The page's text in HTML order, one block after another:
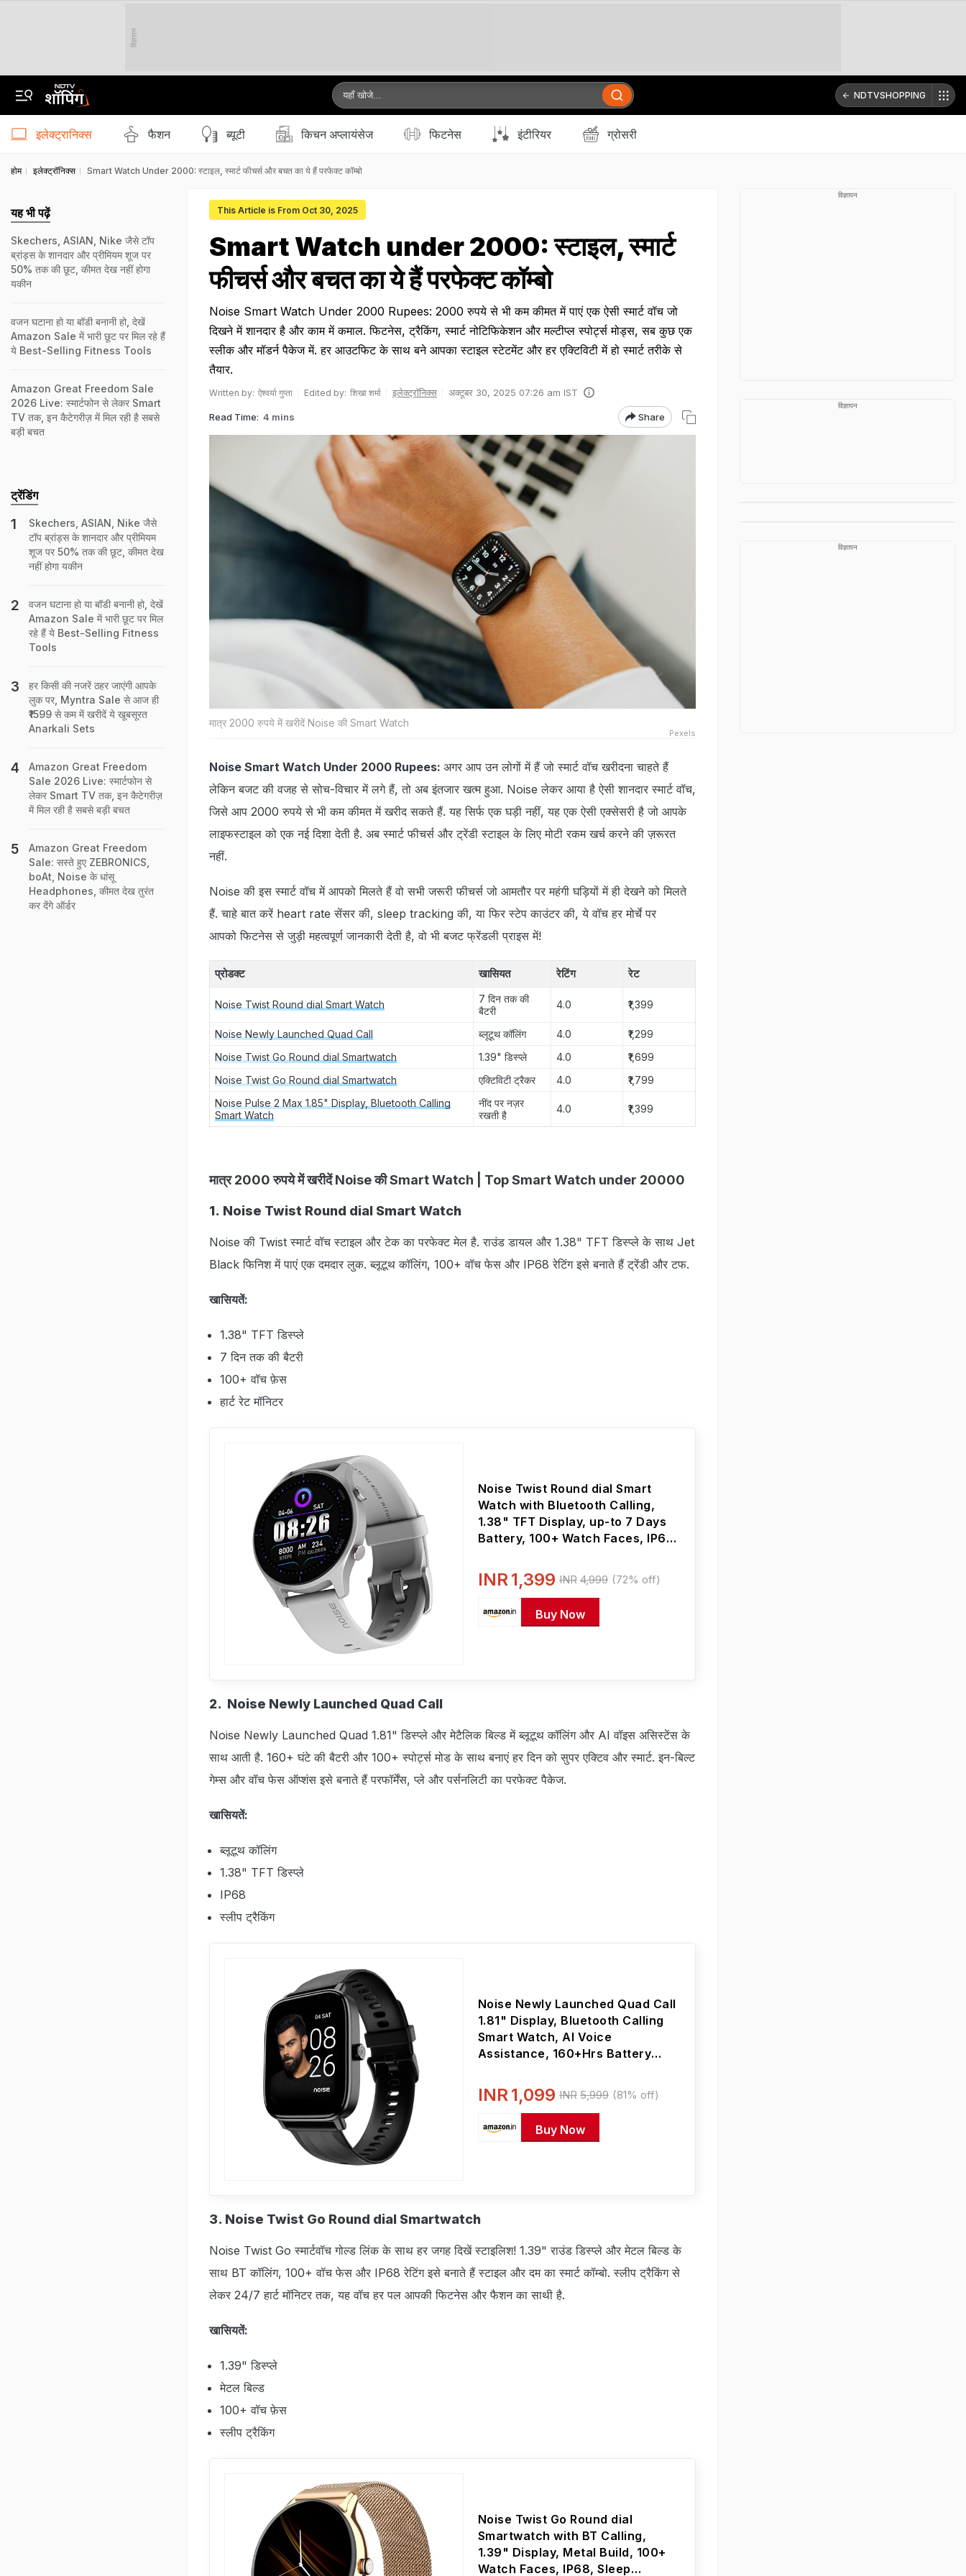
विज्ञापन
NDTVSHOPPING
इलेक्ट्रानिक्स फैशन ब्‍यूटी किचन अप्लायंसेज फिटनेस इंटीरियर ग्रोसरी
होम इलेक्ट्रॉनिक्स Smart Watch Under 2000: स्टाइल, स्मार्ट फीचर्स और बचत का ये हैं परफेक्ट कॉम्बो
This Article is From Oct 30, 2025
Smart Watch under 2000: स्टाइल, स्मार्ट
फीचर्स और बचत का ये हैं परफेक्ट कॉम्बो
Noise Smart Watch Under 2000 Rupees: 2000 रुपये से भी कम कीमत में पाएं एक ऐसी स्मार्ट वॉच जो
दिखने में शानदार है और काम में कमाल. फिटनेस, ट्रैकिंग, स्मार्ट नोटिफिकेशन और मल्टीप्ल स्पोर्ट्स मोड्स, सब कुछ एक
स्लीक और मॉडर्न पैकेज में. हर आउटफिट के साथ बने आपका स्टाइल स्टेटमेंट और हर एक्टिविटी में हो स्मार्ट तरीके से
तैयार.
Written by: ऐश्वर्या गुप्ता Edited by: शिखा शर्मा इलेक्ट्रॉनिक्स अक्टूबर 30, 2025 07:26 am IST
Read Time: 4 mins Share
मात्र 2000 रुपये में खरीदें Noise की Smart Watch
Pexels
Noise Smart Watch Under 2000 Rupees: अगर आप उन लोगों में हैं जो स्मार्ट वॉच खरीदना चाहते हैं
लेकिन बजट की वजह से सोच-विचार में लगे हैं, तो अब इंतजार खत्म हुआ. Noise लेकर आया है ऐसी शानदार स्मार्ट वॉच,
जिसे आप 2000 रुपये से भी कम कीमत में खरीद सकते हैं. यह सिर्फ एक घड़ी नहीं, यह एक ऐसी एक्सेसरी है जो आपके
लाइफस्टाइल को एक नई दिशा देती है. अब स्मार्ट फीचर्स और ट्रेंडी स्टाइल के लिए मोटी रकम खर्च करने की ज़रूरत
नहीं.
Noise की इस स्मार्ट वॉच में आपको मिलते हैं वो सभी जरूरी फीचर्स जो आमतौर पर महंगी घड़ियों में ही देखने को मिलते
हैं. चाहे बात करें heart rate सेंसर की, sleep tracking की, या फिर स्टेप काउंटर की, ये वॉच हर मोर्चे पर
आपको फिटनेस से जुड़ी महत्वपूर्ण जानकारी देती है, वो भी बजट फ्रेंडली प्राइस में!
प्रोडक्‍ट खासियत रेटिंग रेट
Noise Twist Round dial Smart Watch
7 दिन तक की
बैटरी
4.0 ₹1,399
Noise Newly Launched Quad Call ब्लूटूथ कॉलिंग 4.0
₹1,299
Noise Twist Go Round dial Smartwatch
1.39" डिस्प्ले 4.0
₹1,699
Noise Twist Go Round dial Smartwatch
एक्टिविटी ट्रैकर 4.0
₹1,799
Noise Pulse 2 Max 1.85" Display, Bluetooth Calling
Smart Watch
नींद पर नज़र
रखती है
4.0 ₹1,399
मात्र 2000 रुपये में खरीदें Noise की Smart Watch | Top Smart Watch under 20000
1. Noise Twist Round dial Smart Watch
Noise की Twist स्मार्ट वॉच स्टाइल और टेक का परफेक्ट मेल है. राउंड डायल और 1.38" TFT डिस्प्ले के साथ Jet
Black फिनिश में पाएं एक दमदार लुक. ब्लूटूथ कॉलिंग, 100+ वॉच फेस और IP68 रेटिंग इसे बनाते हैं ट्रेंडी और टफ.
खासियतें:
1.38" TFT डिस्प्ले
7 दिन तक की बैटरी
100+ वॉच फ़ेस
हार्ट रेट मॉनिटर
Noise Twist Round dial Smart
Watch with Bluetooth Calling,
1.38" TFT Display, up-to 7 Days
Battery, 100+ Watch Faces, IP68,
Tracking (Silver Grey)
INR1,399 INR 4,999 (72% off)
Buy Now
2. Noise Newly Launched Quad Call
Noise Newly Launched Quad 1.81" डिस्प्ले और मेटैलिक बिल्ड में ब्लूटूथ कॉलिंग और AI वॉइस असिस्टेंस के
साथ आती है. 160+ घंटे की बैटरी और 100+ स्पोर्ट्स मोड के साथ बनाएं हर दिन को सुपर एक्टिव और स्मार्ट. इन-बिल्ट
गेम्स और वॉच फेस ऑप्शंस इसे बनाते हैं परफॉर्मेंस, प्ले और पर्सनलिटी का परफेक्ट पैकेज.
खासियतें:
ब्लूटूथ कॉलिंग
1.38" TFT डिस्प्ले
IP68
स्लीप ट्रैकिंग
Noise Newly Launched Quad Call
1.81" Display, Bluetooth Calling
Smart Watch, AI Voice
Assistance, 160+Hrs Battery
Games, 100 Sports Modes, 100+
Watch Faces (Jet Black)
INR1,099 INR 5,999 (81% off)
Buy Now
3. Noise Twist Go Round dial Smartwatch
Noise Twist Go स्मार्टवॉच गोल्ड लिंक के साथ हर जगह दिखें स्टाइलिश! 1.39" राउंड डिस्प्ले और मेटल बिल्ड के
साथ BT कॉलिंग, 100+ वॉच फेस और IP68 रेटिंग इसे बनाते हैं स्टाइल और दम का स्मार्ट कॉम्बो. स्लीप ट्रैकिंग से
लेकर 24/7 हार्ट मॉनिटर तक, यह वॉच हर पल आपकी फिटनेस और फैशन का साथी है.
खासियतें:
1.39" डिस्प्ले
मेटल बिल्ड
100+ वॉच फ़ेस
स्लीप ट्रैकिंग
Noise Twist Go Round dial
Smartwatch with BT Calling,
1.39" Display, Metal Build, 100+
Watch Faces, IP68, Sleep
यह भी पढ़ें
Skechers, ASIAN, Nike जैसे टॉप
ब्रांड्स के शानदार और प्रीमियम शूज पर
50% तक की छूट, कीमत देख नहीं होगा
यकीन
वजन घटाना हो या बॉडी बनानी हो, देखें
Amazon Sale में भारी छूट पर मिल रहे हैं
ये Best-Selling Fitness Tools
Amazon Great Freedom Sale
2026 Live: स्मार्टफोन से लेकर Smart
TV तक, इन कैटेगरीज़ में मिल रही है सबसे
बड़ी बचत
ट्रेंडिंग
Skechers, ASIAN, Nike जैसे
टॉप ब्रांड्स के शानदार और प्रीमियम
शूज पर 50% तक की छूट, कीमत देख
नहीं होगा यकीन
वजन घटाना हो या बॉडी बनानी हो, देखें
Amazon Sale में भारी छूट पर मिल
रहे हैं ये Best-Selling Fitness
Tools
हर किसी की नजरें ठहर जाएंगी आपके
लुक पर, Myntra Sale से आज ही
₹1599 से कम में खरीदें ये खूबसूरत
Anarkali Sets
Amazon Great Freedom
Sale 2026 Live: स्मार्टफोन से
लेकर Smart TV तक, इन कैटेगरीज़
में मिल रही है सबसे बड़ी बचत
Amazon Great Freedom
Sale: सस्ते हुए ZEBRONICS,
boAt, Noise के धांसू
Headphones, कीमत देख तुरंत
कर देंगे ऑर्डर
विज्ञापन
विज्ञापन
विज्ञापन